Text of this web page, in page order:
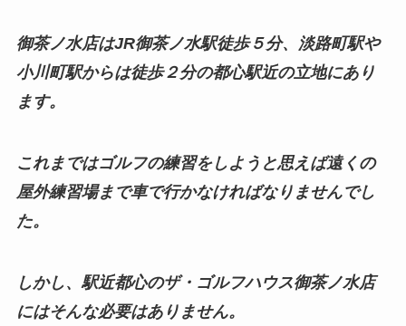
御茶ノ水店はJR御茶ノ水駅徒歩５分、淡路町駅や
小川町駅からは徒歩２分の都心駅近の立地にあり
ます。
これまではゴルフの練習をしようと思えば遠くの
屋外練習場まで車で行かなければなりませんでし
た。
しかし、駅近都心のザ・ゴルフハウス御茶ノ水店
にはそんな必要はありません。